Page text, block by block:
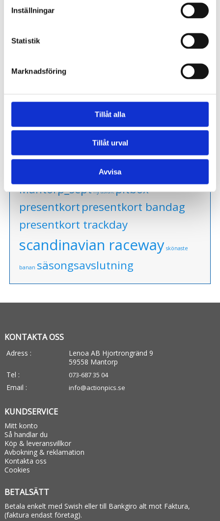
Inställningar
Statistik
Marknadsföring
Tillåt alla
Tillåt urval
Avvisa
SENASTE INLÄGGEN
Actionpics nyheter 27 november
Actionpics nyheter 20 mars
anderstorpgrand finalegrand
prix götene Kinnekulle Ring mantorp park
mantorp park sept
Mantorp_sept ny asfalt pitbox
presentkortpresentkort bandag
presentkort trackday
scandinavian raceway skönaste
banan säsongsavslutning
KONTAKTA OSS
Adress :
Lenoa AB Hjortrongränd 9
59558 Mantorp
Tel :
073-687 35 04
Email : info@actionpics.se
KUNDSERVICE
Mitt konto
Så handlar du
Köp & leveransvillkor
Avbokning & reklamation
Kontakta oss
Cookies
BETALSÄTT
Betala enkelt med Swish eller till Bankgiro alt mot Faktura,
(faktura endast företag).